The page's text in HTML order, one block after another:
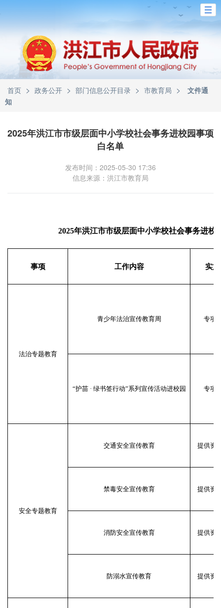
首页 > 政务公开 > 部门信息公开目录 > 市教育局 >
文件通
知
2025年洪江市市级层面中小学校社会事务进校园事项
白名单
发布时间：2025-05-30 17:36
信息来源：洪江市教育局
2025年洪江市市级层面中小学校社会事务进校
事项 工作内容 实
法治专题教育
青少年法治宣传教育周 专项
“护苗 · 绿书签行动”系列宣传活动进校园 专项
安全专题教育
交通安全宣传教育 提供资
禁毒安全宣传教育 提供资
消防安全宣传教育 提供资
防溺水宣传教育 提供资